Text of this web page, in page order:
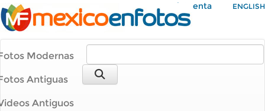
Mi Cuenta ENGLISH
Modernas
Antiguas
Antiguos